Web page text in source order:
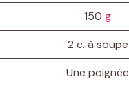
150 g
2 c. à soupe
Une poignée